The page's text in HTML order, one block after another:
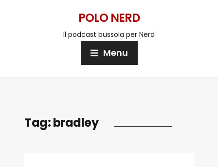
POLO NERD
Il podcast bussola per Nerd
Menu
Tag:bradley